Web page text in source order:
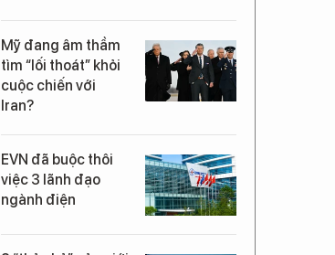
Mỹ đang âm thầm
tìm “lối thoát” khỏi
cuộc chiến với
Iran?
EVN đã buộc thôi
việc 3 lãnh đạo
ngành điện